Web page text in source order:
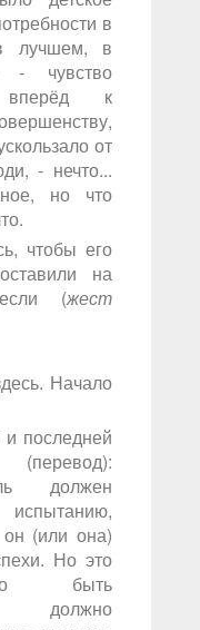
в
лучшем, в
- чувство
вперёд к
от
- нечто...
но что
чтобы его
на
(жест
Начало
и последней
должен
(или она)
Но это
быть
должно